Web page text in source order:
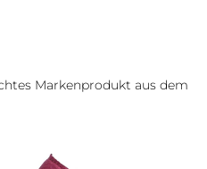
Markenprodukt aus dem